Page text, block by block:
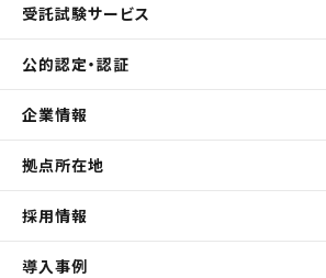
受託試験サービス
公的認定・認証
企業情報
拠点所在地
採用情報
導入事例